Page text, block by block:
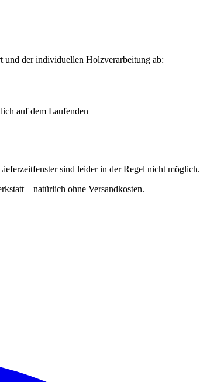
und der individuellen Holzverarbeitung ab:
auf dem Laufenden
sind leider in der Regel nicht möglich.
– natürlich ohne Versandkosten.